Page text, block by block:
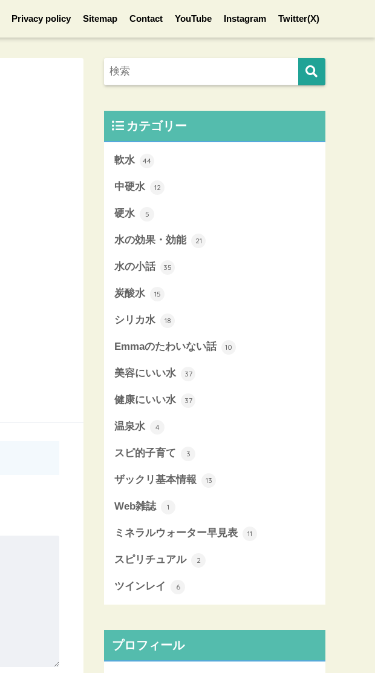
Privacy policy Sitemap Contact YouTube Instagram Twitter(X)
カテゴリー
軟水 44
中硬水 12
硬水 5
水の効果・効能 21
水の小話 35
炭酸水 15
シリカ水 18
Emmaのたわいない話 10
美容にいい水 37
健康にいい水 37
温泉水 4
スピ的子育て 3
ザックリ基本情報 13
Web雑誌 1
ミネラルウォーター早見表 11
スピリチュアル 2
ツインレイ 6
プロフィール